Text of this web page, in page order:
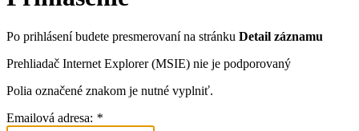
Po prihlásení budete presmerovaní na stránku Detail záznamu
Prehliadač Internet Explorer (MSIE) nie je podporovaný
Polia označené znakom je nutné vyplniť.
Emailová adresa: *